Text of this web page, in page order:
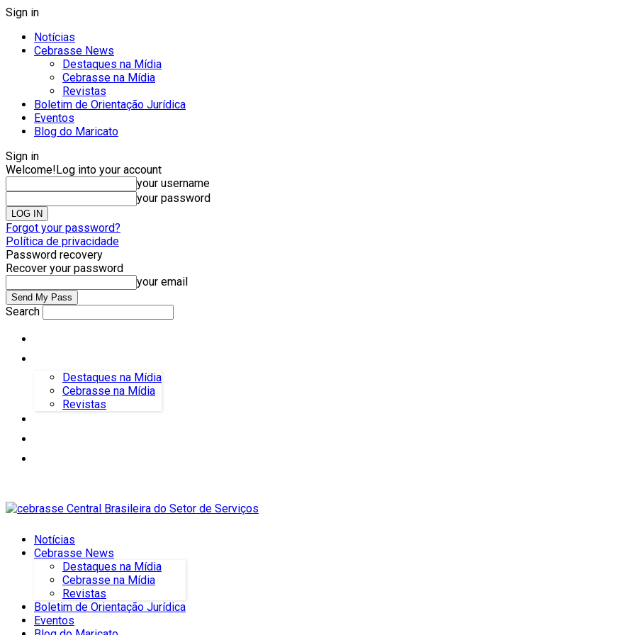
Sign in
Notícias
Cebrasse News
Destaques na Mídia
Cebrasse na Mídia
Revistas
Boletim de Orientação Jurídica
Eventos
Blog do Maricato
Sign in
Welcome!Log into your account
your username
your password
Forgot your password?
Política de privacidade
Password recovery
Recover your password
your email
Search
Destaques na Mídia
Cebrasse na Mídia
Revistas
Notícias
Cebrasse News
Destaques na Mídia
Cebrasse na Mídia
Revistas
Boletim de Orientação Jurídica
Eventos